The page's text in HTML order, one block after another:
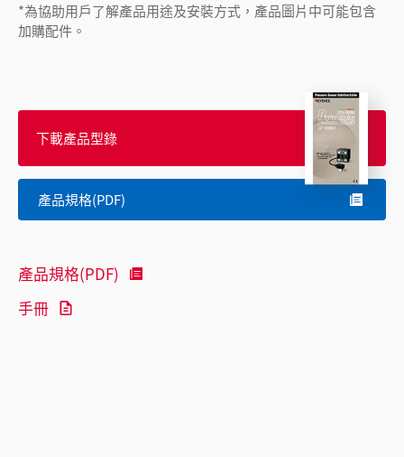
*為協助用戶了解產品用途及安裝方式，產品圖片中可能包含
加購配件。
下載產品型錄
產品規格(PDF)
產品規格(PDF)
手冊